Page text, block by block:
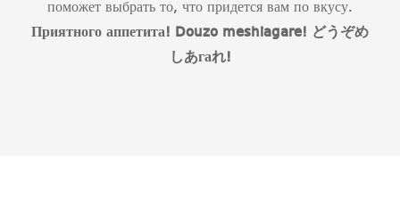
поможет выбрать то, что придется вам по вкусу.
Приятного аппетита! Douzo meshiagare! どうぞめ
しあгаれ!